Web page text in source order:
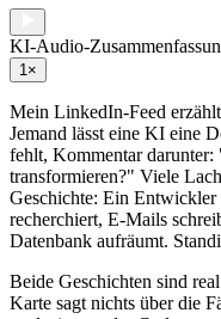
KI-Audio-
1×
Mein LinkedIn-Feed
Jemand lässt eine KI eine
fehlt, Kommentar
transformieren?" Viele
Geschichte: Ein Entwickler
recherchiert, E-Mails
Datenbank aufräumt.
Beide Geschichten sind
Karte sagt nichts über die